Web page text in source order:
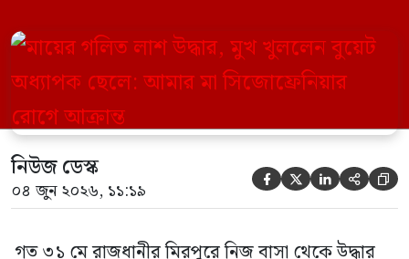
(বুয়েট) অধ্যাপক একেএম আশিকুর রহমান।
তিনি পরিবারের বিরুদ্ধে ছড়ানো বিভিন্ন তথ্যকে
মিথ্যা বলে দাবি করেছেন। বুধবার (৩ জুন)
গণমাধ্যমে দেওয়া বক্তব্যে তিনি এই […]
নিউজ ডেস্ক
০৪ জুন ২০২৬, ১১:১৯     
গত ৩১ মে রাজধানীর মিরপুরে নিজ বাসা থেকে উদ্ধার